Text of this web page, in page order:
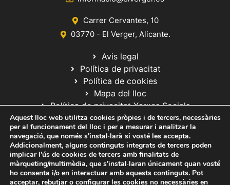
Carrer Cervantes, 10
03770 - El Verger, Alicante.
Avis legal
Política de privacitat
Política de cookies
Mapa del lloc
Política de privacitat Xarxes Socials
© 2020 Web desarrollada por el Servicio de Informática de Diputación
Aquest lloc web utilitza cookies pròpies i de tercers, necessàries
per al funcionament del lloc i per a mesurar i analitzar la
navegació, que només s'instal·larà si vosté les accepta.
Addicionalment, alguns continguts integrats de tercers poden
implicar l'ús de cookies de tercers amb finalitats de
màrqueting/multimèdia, que s'instal·laran únicament quan vosté
ho consenta i/o en interactuar amb aquests continguts. Pot
acceptar, rebutjar o configurar les cookies no necessàries en